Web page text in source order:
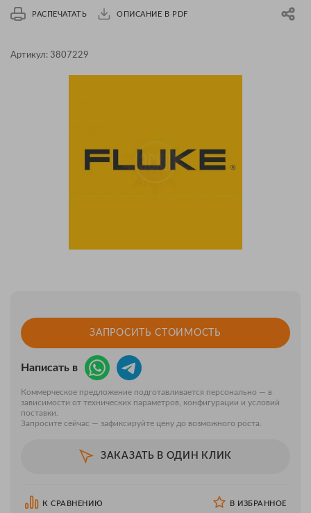
РАСПЕЧАТАТЬ ОПИСАНИЕ В PDF
Артикул: 3807229
ЗАПРОСИТЬ СТОИМОСТЬ
Написать в
Коммерческое предложение подготавливается персонально — в
зависимости от технических параметров, конфигурации и условий
поставки.
Запросите сейчас — зафиксируйте цену до возможного роста.
ЗАКАЗАТЬ В ОДИН КЛИК
К СРАВНЕНИЮ В ИЗБРАННОЕ